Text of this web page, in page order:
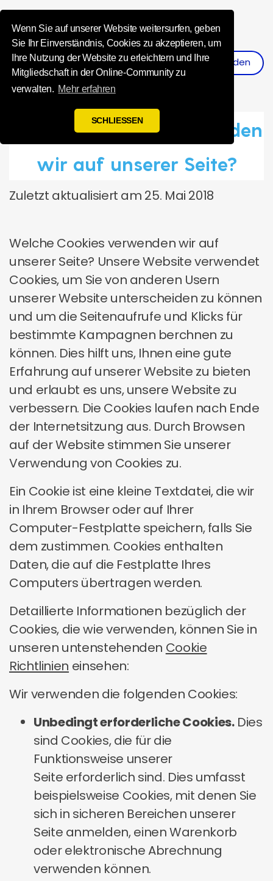
Wenn Sie auf unserer Website weitersurfen, geben
Sie Ihr Einverständnis, Cookies zu akzeptieren, um
Ihre Nutzung der Website zu erleichtern und Ihre
Mitgliedschaft in der Online-Community zu
verwalten. Mehr erfahren
SCHLIESSEN
Influence Your
Registrieren Anmelden
Welche Cookies verwenden
wir auf unserer Seite?
Zuletzt aktualisiert am 25. Mai 2018
Welche Cookies verwenden wir auf
unserer Seite? Unsere Website verwendet
Cookies, um Sie von anderen Usern
unserer Website unterscheiden zu können
und um die Seitenaufrufe und Klicks für
bestimmte Kampagnen berchnen zu
können. Dies hilft uns, Ihnen eine gute
Erfahrung auf unserer Website zu bieten
und erlaubt es uns, unsere Website zu
verbessern. Die Cookies laufen nach Ende
der Internetsitzung aus. Durch Browsen
auf der Website stimmen Sie unserer
Verwendung von Cookies zu.
Ein Cookie ist eine kleine Textdatei, die wir
in Ihrem Browser oder auf Ihrer
Computer-Festplatte speichern, falls Sie
dem zustimmen. Cookies enthalten
Daten, die auf die Festplatte Ihres
Computers übertragen werden.
Detaillierte Informationen bezüglich der
Cookies, die wie verwenden, können Sie in
unseren untenstehenden Cookie
Richtlinien einsehen:
Wir verwenden die folgenden Cookies:
Unbedingt erforderliche Cookies.Dies
sind Cookies, die für die
Funktionsweise unserer
Seite erforderlich sind. Dies umfasst
beispielsweise Cookies, mit denen Sie
sich in sicheren Bereichen unserer
Seite anmelden, einen Warenkorb
oder elektronische Abrechnung
verwenden können.